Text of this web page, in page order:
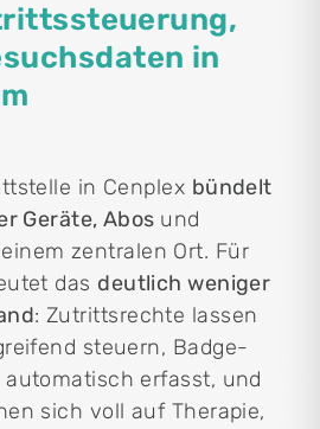
in
in Cenplex bündelt
Geräte, Abos und
zentralen Ort. Für
das deutlich weniger
: Zutrittsrechte lassen
steuern, Badge-
automatisch erfasst, und
sich voll auf Therapie,